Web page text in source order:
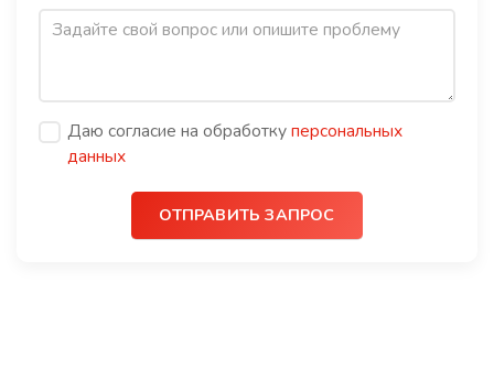
Даю согласие на обработкуперсональных
данных
ОТПРАВИТЬ ЗАПРОС